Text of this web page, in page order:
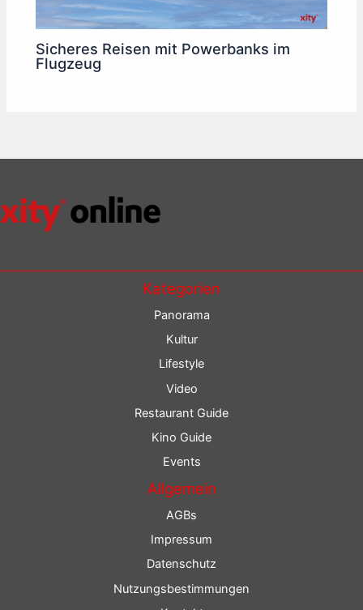
Sicheres Reisen mit Powerbanks im
Flugzeug
Kategorien
Panorama
Kultur
Lifestyle
Video
Restaurant Guide
Kino Guide
Events
Allgemein
AGBs
Impressum
Datenschutz
Nutzungsbestimmungen